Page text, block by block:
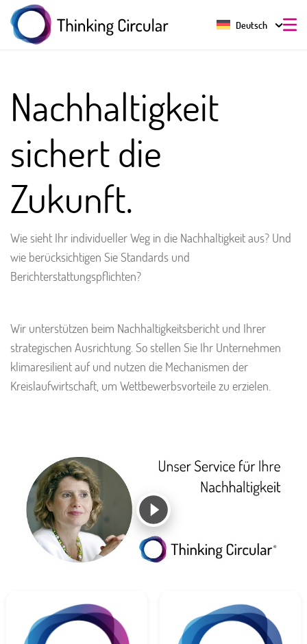
Deutsch
Nachhaltigkeit
sichert die
Zukunft.
Wie sieht Ihr individueller Weg in die Nachhaltigkeit aus? Und
wie berücksichtigen Sie Standards und
Berichterstattungspflichten?
Wir unterstützen beim Nachhaltigkeitsbericht und Ihrer
strategischen Ausrichtung. So stellen Sie Ihr Unternehmen
klimaresilient auf und nutzen die Mechanismen der
Kreislaufwirtschaft, um Wettbewerbsvorteile zu erzielen.